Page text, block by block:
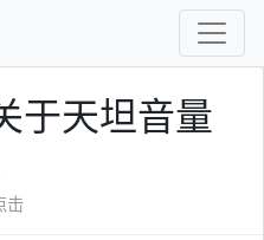
于天坦音量
击